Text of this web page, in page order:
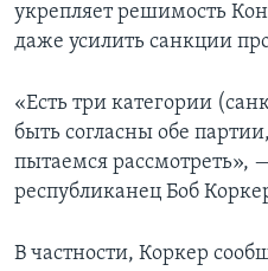
укрепляет решимость
даже усилить санкции
«Есть три категории
быть согласны обе
пытаемся рассмотреть»,
республиканец Боб
В частности, Коркер